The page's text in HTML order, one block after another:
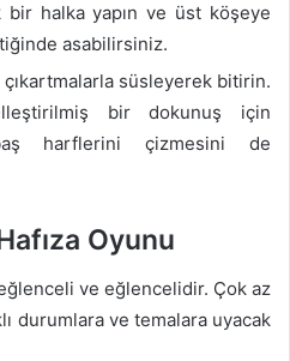
bir halka yapın ve üst köşeye
asabilirsiniz.
çıkartmalarla süsleyerek bitirin.
bir dokunuş için
harflerini çizmesini de
Oyunu
ve eğlencelidir. Çok az
durumlara ve temalara uyacak